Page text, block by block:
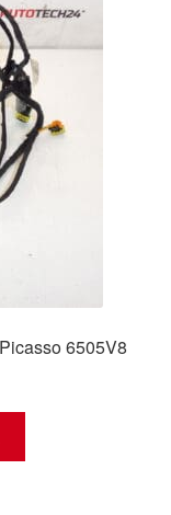
6505V8